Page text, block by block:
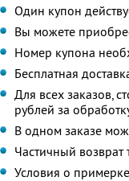
Один купон
Вы можете
Номер купона
Бесплатная
Для всех заказов,
рублей за
В одном заказе
Частичный
Условия о